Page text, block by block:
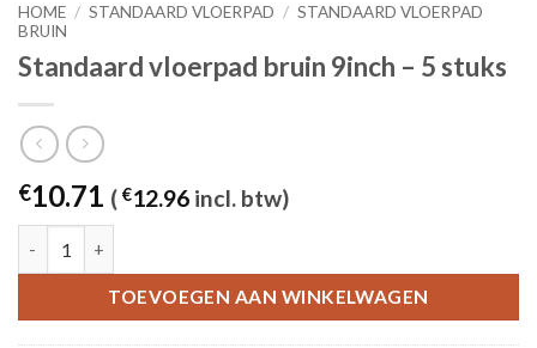
HOME / STANDAARD VLOERPAD / STANDAARD VLOERPAD
BRUIN
Standaard vloerpad bruin 9inch – 5 stuks
€10.71 ( €12.96 incl. btw)
TOEVOEGEN AAN WINKELWAGEN